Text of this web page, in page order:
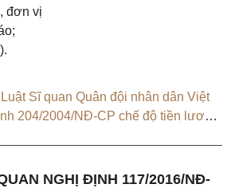
đơn vị
Luật Sĩ quan Quân đội nhân dân Việt
204/2004/NĐ-CP chế độ tiền lương
NGHỊ ĐỊNH 117/2016/NĐ-